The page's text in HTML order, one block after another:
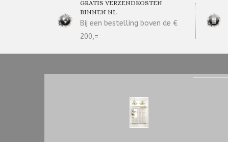
GRATIS VERZENDKOSTEN
BINNEN NL
Bij een bestelling boven de €
200,=